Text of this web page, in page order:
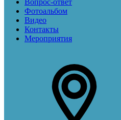
Вопрос-ответ
Фотоальбом
Видео
Контакты
Мероприятия